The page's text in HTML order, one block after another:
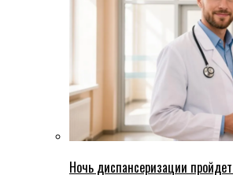
Ночь диспансеризации